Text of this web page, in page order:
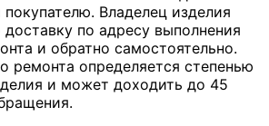
Владелец изделия
по адресу выполнения
и обратно самостоятельно.
ремонта определяется степенью
и может доходить до 45